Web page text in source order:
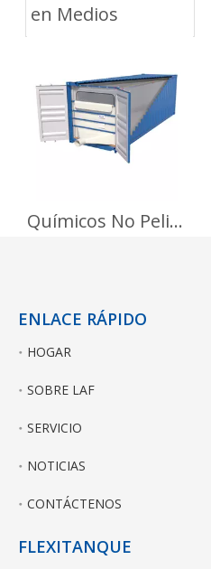
en Medios
Químicos No Peligrosos
ENLACE RÁPIDO
HOGAR
SOBRE LAF
SERVICIO
NOTICIAS
CONTÁCTENOS
FLEXITANQUE